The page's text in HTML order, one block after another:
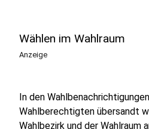
Wählen im Wahlraum
Anzeige
In den
Wahlberechtigten übersandt
Wahlbezirk und der Wahlraum